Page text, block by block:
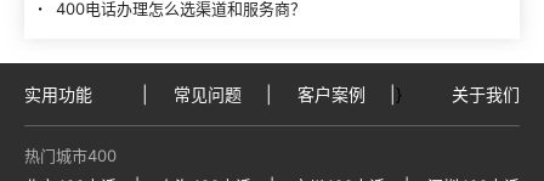
400电话办理怎么选渠道和服务商？
实用功能 常见问题 客户案例 } 关于我们
热门城市400